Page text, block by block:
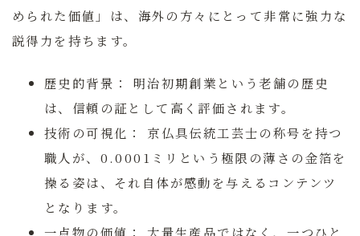
められた価値」は、海外の方々にとって非常に強力な
説得力を持ちます。
歴史的背景：
明治初期創業という老舗の歴史
は、信頼の証として高く評価されます。
技術の可視化：
京仏具伝統工芸士の称号を持つ
職人が、0.0001ミリという極限の薄さの金箔を
操る姿は、それ自体が感動を与えるコンテンツ
となります。
一点物の価値：
大量生産品ではなく、一つひと